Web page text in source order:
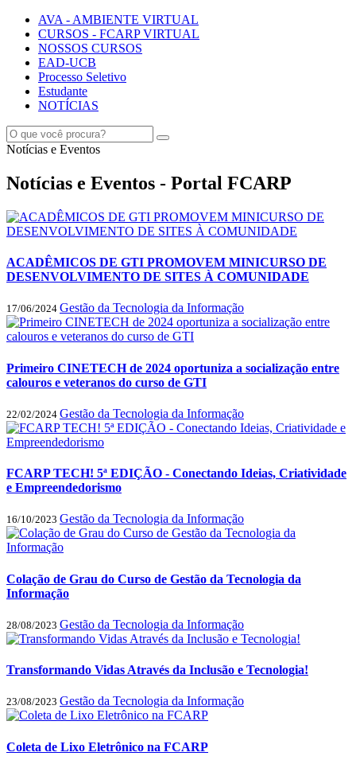
AVA - AMBIENTE VIRTUAL
CURSOS - FCARP VIRTUAL
NOSSOS CURSOS
EAD-UCB
Processo Seletivo
Estudante
NOTÍCIAS
Notícias e Eventos
Notícias e Eventos - Portal FCARP
ACADÊMICOS DE GTI PROMOVEM MINICURSO DE
DESENVOLVIMENTO DE SITES À COMUNIDADE
17/06/2024 Gestão da Tecnologia da Informação
Primeiro CINETECH de 2024 oportuniza a socialização entre
calouros e veteranos do curso de GTI
22/02/2024 Gestão da Tecnologia da Informação
FCARP TECH! 5ª EDIÇÃO - Conectando Ideias, Criatividade
e Empreendedorismo
16/10/2023 Gestão da Tecnologia da Informação
Colação de Grau do Curso de Gestão da Tecnologia da
Informação
28/08/2023 Gestão da Tecnologia da Informação
Transformando Vidas Através da Inclusão e Tecnologia!
23/08/2023 Gestão da Tecnologia da Informação
Coleta de Lixo Eletrônico na FCARP